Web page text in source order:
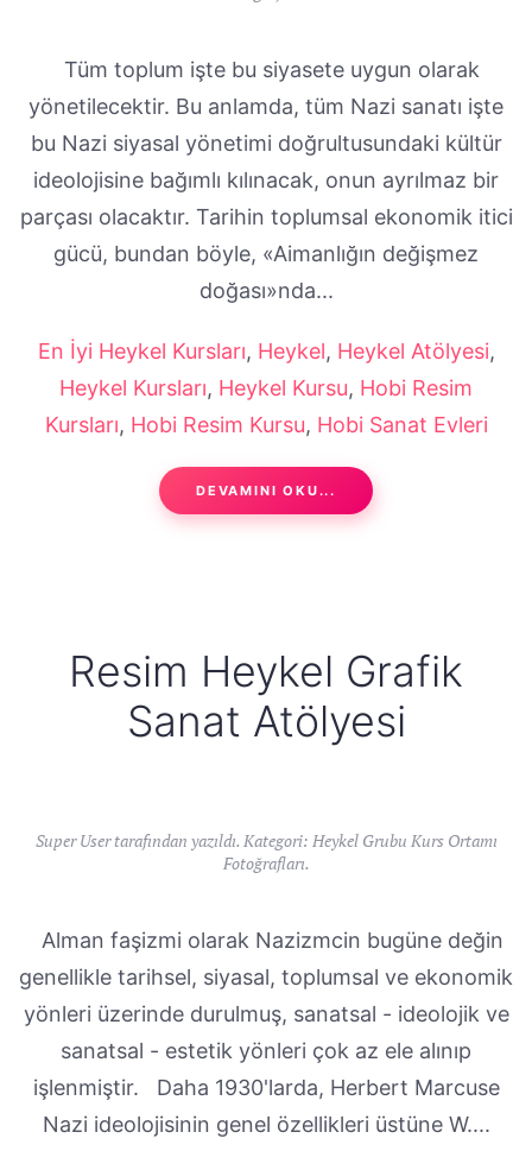
Tüm toplum işte bu siyasete uygun olarak
yönetilecektir. Bu anlamda, tüm Nazi sanatı işte
bu Nazi siyasal yönetimi doğrultusundaki kültür
ideolojisine bağımlı kılınacak, onun ayrılmaz bir
parçası olacaktır. Tarihin toplumsal ekonomik itici
gücü, bundan böyle, «Aimanlığın değişmez
doğası»nda...
En İyi Heykel Kursları, Heykel, Heykel Atölyesi,
Heykel Kursları, Heykel Kursu, Hobi Resim
Kursları, Hobi Resim Kursu, Hobi Sanat Evleri
DEVAMINI OKU...
Resim Heykel Grafik
Sanat Atölyesi
Super User tarafından yazıldı. Kategori: Heykel Grubu Kurs Ortamı
Fotoğrafları.
Alman faşizmi olarak Nazizmcin bugüne değin
genellikle tarihsel, siyasal, toplumsal ve ekonomik
yönleri üzerinde durulmuş, sanatsal - ideolojik ve
sanatsal - estetik yönleri çok az ele alınıp
işlenmiştir. Daha 1930'larda, Herbert Marcuse
Nazi ideolojisinin genel özellikleri üstüne W....